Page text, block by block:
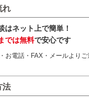
れ
はネット上で簡単！
では無料で安心です
お電話・FAX・メールより
法